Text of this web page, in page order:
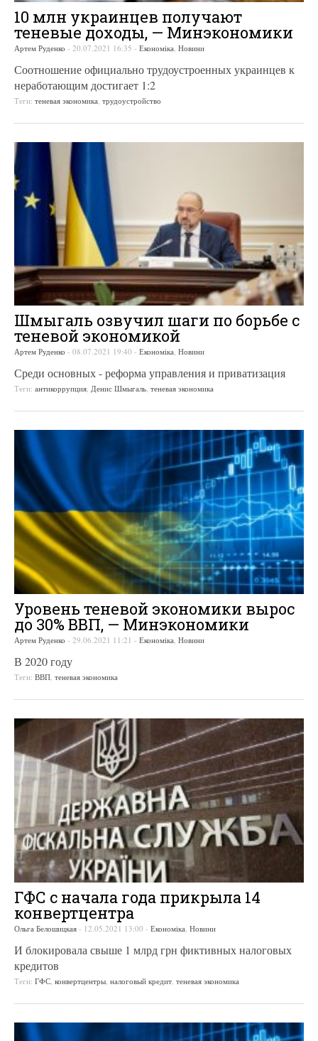
10 млн украинцев получают
теневые доходы, — Минэкономики
Артем Руденко - 20.07.2021 16:35 - Економіка Новини
Соотношение официально трудоустроенных украинцев к
неработающим достигает 1:2
Теги: теневая экономика трудоустройство
Шмыгаль озвучил шаги по борьбе с
теневой экономикой
Артем Руденко - 08.07.2021 19:40 - Економіка, Новини
Среди основных - реформа управления и приватизация
Теги: антикоррупция, Денис Шмыгаль, теневая экономика
Уровень теневой экономики вырос
до 30% ВВП, — Минэкономики
Артем Руденко - 29.06.2021 11:21 - Економіка Новини
В 2020 году
Теги: ВВП теневая экономика
ГФС с начала года прикрыла 14
конвертцентра
Ольга Белошицкая - 12.05.2021 13:00 - Економіка Новини
И блокировала свыше 1 млрд грн фиктивных налоговых
кредитов
Теги: ГФС конвертцентры налоговый кредит теневая экономика